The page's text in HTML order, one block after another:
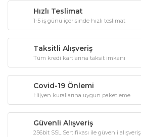
Hızlı Teslimat
1-5 iş günü içerisinde hızlı teslimat
Taksitli Alışveriş
Tüm kredi kartlarına taksit imkanı
Covid-19 Önlemi
Hijyen kurallarına uygun paketleme
Güvenli Alışveriş
256bit SSL Sertifikası ile güvenli alışveriş